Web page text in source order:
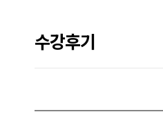
뉴
수강후기